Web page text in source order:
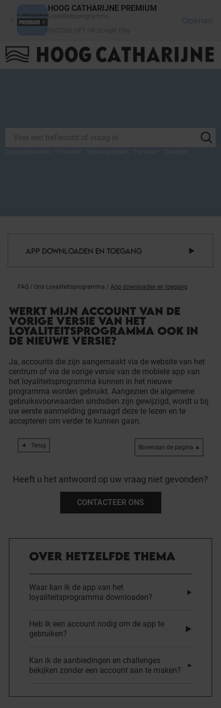
HOOG CATHARIJNE PREMIUM
Openen
FAQ
HET WINKELCENTRUM
LOG IN
APP DOWNLOADEN EN TOEGANG
FAQ / Ons Loyaliteitsprogramma / App downloaden en toegang
WERKT MIJN ACCOUNT VAN DE
VORIGE VERSIE VAN HET
LOYALITEITSPROGRAMMA OOK IN
DE NIEUWE VERSIE?
Ja, accounts die zijn aangemaakt via de website van het
centrum of via de vorige versie van de mobiele app van
het loyaliteitsprogramma kunnen in het nieuwe
programma worden gebruikt. Aangezien de algemene
gebruiksvoorwaarden sindsdien zijn gewijzigd, wordt u bij
uw eerste aanmelding gevraagd deze te lezen en te
accepteren om verder te kunnen gaan.
Terug Bovenaan de pagina
Heeft u het antwoord op uw vraag niet gevonden?
CONTACTEER ONS
OVER HETZELFDE THEMA
Waar kan ik de app van het
loyaliteitsprogramma downloaden?
Heb ik een account nodig om de app te
gebruiken?
Kan ik de aanbiedingen en challenges
bekijken zonder een account aan te maken?
Cookies beheer paneel